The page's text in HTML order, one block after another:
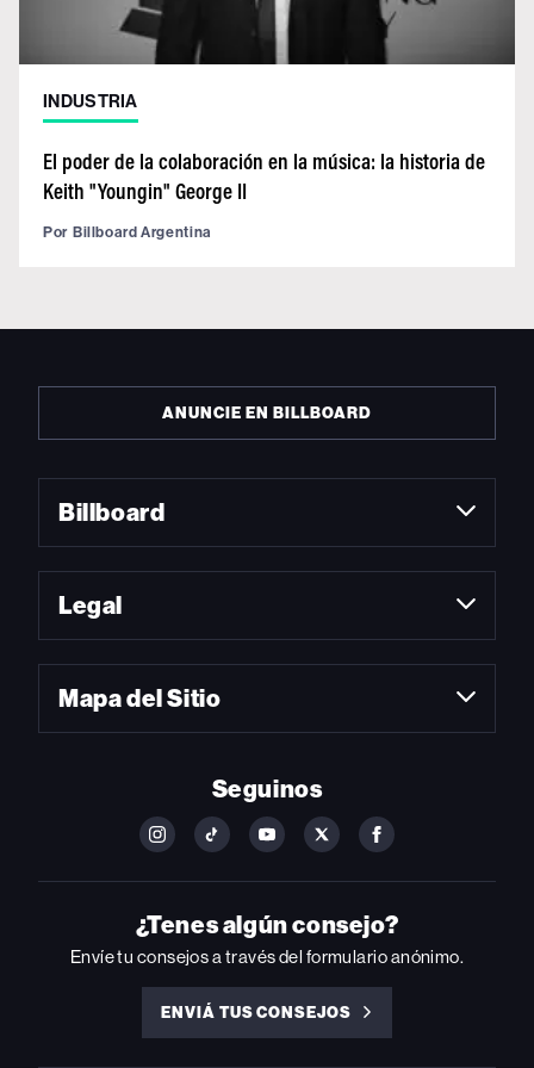
INDUSTRIA
El poder de la colaboración en la música: la historia de
Keith "Youngin" George II
Por Billboard Argentina
ANUNCIE EN BILLBOARD
Billboard
Legal
Mapa del Sitio
Seguinos
FOLLOW
ON
INSTAGRAM
FOLLOW
ON
YOUTUBE
FOLLOW
ON
YOUTUBE
FOLLOW
ON
FOLLOW
ON
FACEBOOK
¿Tenes algún consejo?
Envíe tu consejos a través del formulario anónimo.
ENVIÁ TUS CONSEJOS
ENVIÁ